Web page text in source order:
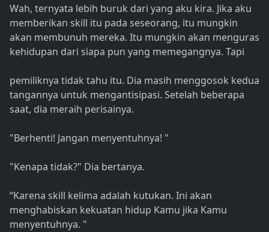
Wah, ternyata lebih buruk dari yang aku kira. Jika aku
memberikan skill itu pada seseorang, itu mungkin
akan membunuh mereka. Itu mungkin akan menguras
kehidupan dari siapa pun yang memegangnya. Tapi
pemiliknya tidak tahu itu. Dia masih menggosok kedua
tangannya untuk mengantisipasi. Setelah beberapa
saat, dia meraih perisainya.
"Berhenti! Jangan menyentuhnya! "
"Kenapa tidak?" Dia bertanya.
“Karena skill kelima adalah kutukan. Ini akan
menghabiskan kekuatan hidup Kamu jika Kamu
menyentuhnya. "